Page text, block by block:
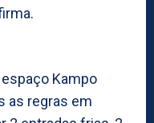
Kampo
as regras em